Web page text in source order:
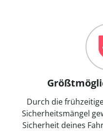
Durch die
Sicherheitsmängel
Sicherheit deines